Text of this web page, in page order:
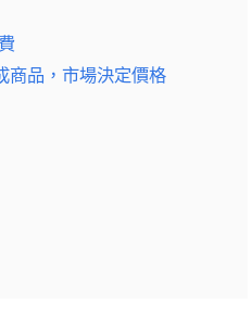
品，市場決定價格